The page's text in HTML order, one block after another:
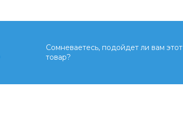
Сомневаетесь, подойдет ли вам этот
товар?